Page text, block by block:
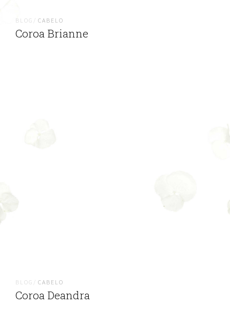
BLOG/ CABELO
Coroa Brianne
BLOG/ CABELO
Coroa Deandra